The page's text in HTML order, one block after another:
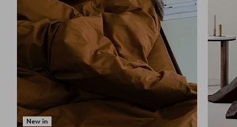
New in